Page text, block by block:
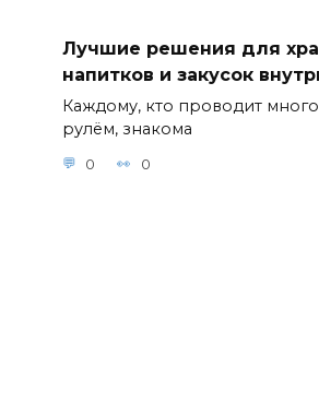
Лучшие решения для
напитков и закусок
Каждому, кто проводит
рулём, знакома
0 0